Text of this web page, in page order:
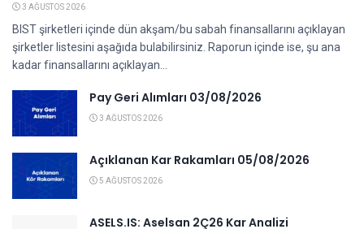
3 AĞUSTOS 2026
BIST şirketleri içinde dün akşam/bu sabah finansallarını açıklayan
şirketler listesini aşağıda bulabilirsiniz. Raporun içinde ise, şu ana
kadar finansallarını açıklayan...
Pay Geri Alımları 03/08/2026
3 AĞUSTOS 2026
Açıklanan Kar Rakamları 05/08/2026
5 AĞUSTOS 2026
ASELS.IS: Aselsan 2Ç26 Kar Analizi